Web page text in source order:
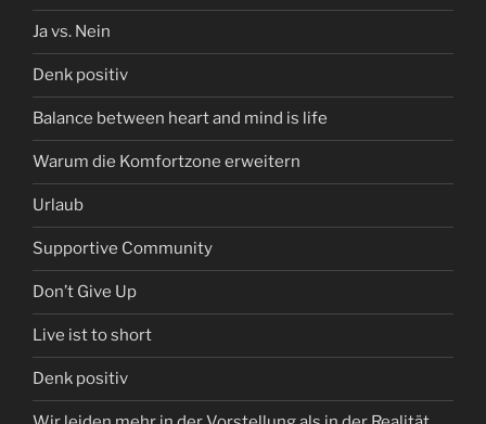
Ja vs. Nein
Denk positiv
Balance between heart and mind is life
Warum die Komfortzone erweitern
Urlaub
Supportive Community
Don’t Give Up
Live ist to short
Denk positiv